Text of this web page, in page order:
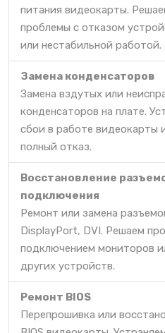
питания видеокарты.
проблемы с отказом
или нестабильной работой.
Замена конденсаторов
Замена вздутых или
конденсаторов на плате.
сбои в работе видеокарты
полный отказ.
Восстановление
подключения
Ремонт или замена
DisplayPort, DVI. Решаем
подключением мониторов
других устройств.
Ремонт BIOS
Перепрошивка или